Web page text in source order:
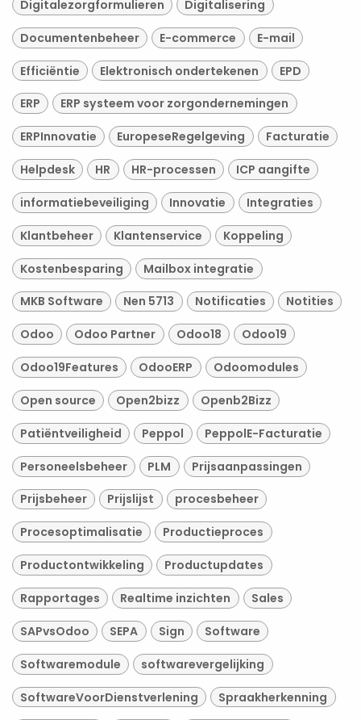
Digitalezorgformulieren Digitalisering
Documentenbeheer E-commerce E-mail
Efficiëntie Elektronisch ondertekenen EPD
ERP ERP systeem voor zorgondernemingen
ERPInnovatie EuropeseRegelgeving Facturatie
Helpdesk HR HR-processen ICP aangifte
informatiebeveiliging Innovatie Integraties
Klantbeheer Klantenservice Koppeling
Kostenbesparing Mailbox integratie
MKB Software Nen 5713 Notificaties Notities
Odoo Odoo Partner Odoo18 Odoo19
Odoo19Features OdooERP Odoomodules
Open source Open2bizz Openb2Bizz
Patiëntveiligheid Peppol PeppolE-Facturatie
Personeelsbeheer PLM Prijsaanpassingen
Prijsbeheer Prijslijst procesbeheer
Procesoptimalisatie Productieproces
Productontwikkeling Productupdates
Rapportages Realtime inzichten Sales
SAPvsOdoo SEPA Sign Software
Softwaremodule softwarevergelijking
SoftwareVoorDienstverlening Spraakherkenning